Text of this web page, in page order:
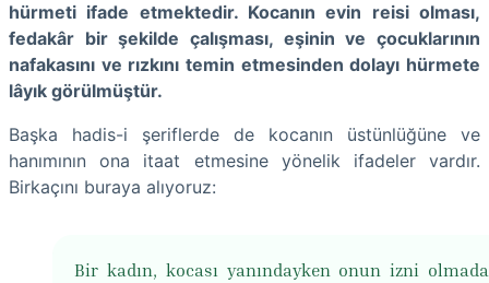
hürmeti ifade etmektedir. Kocanın evin reisi olması,
fedakâr bir şekilde çalışması, eşinin ve çocuklarının
nafakasını ve rızkını temin etmesinden dolayı hürmete
lâyık görülmüştür.
Başka hadis-i şeriflerde de kocanın üstünlüğüne ve
hanımının ona itaat etmesine yönelik ifadeler vardır.
Birkaçını buraya alıyoruz:
Bir kadın, kocası yanındayken onun izni